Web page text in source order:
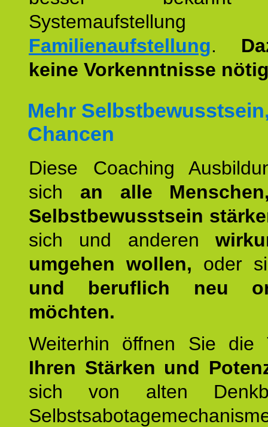
Familienaufstellung.
keine Vorkenntnisse
Mehr
Chancen
Diese Coaching
sich an alle
Selbstbewusstsein
sich und anderen
umgehen wollen, oder
und beruflich neu
möchten.
Weiterhin öffnen Sie
Ihren Stärken und
sich von alten